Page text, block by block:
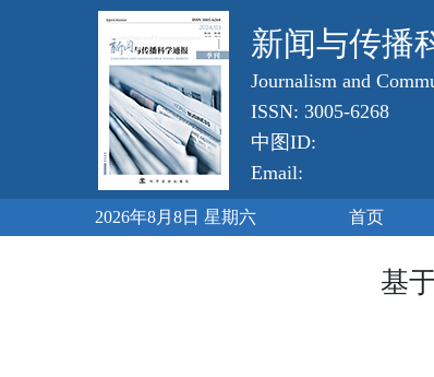
新闻与传播
Journalism and
ISSN: 3005-6268
中图ID:
Email:
2026年8月8日 星期六 首页
基